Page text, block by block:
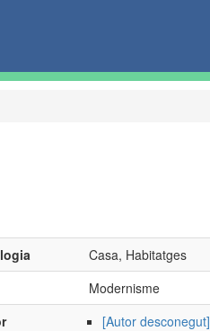
Casa, Habitatges
Modernisme
[Autor desconegut]